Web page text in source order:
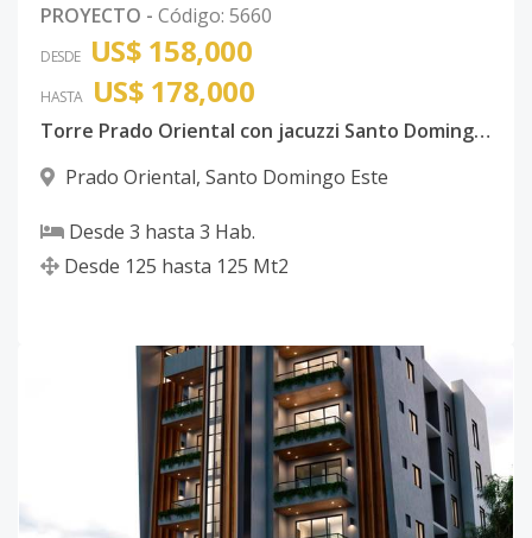
PROYECTO - Código: 5660
DESDE US$ 158,000
HASTA US$ 178,000
Torre Prado Oriental con jacuzzi Santo Domingo Este con ancestor
Prado Oriental, Santo Domingo Este
Desde 3 hasta 3 Hab.
Desde 125 hasta 125 Mt2